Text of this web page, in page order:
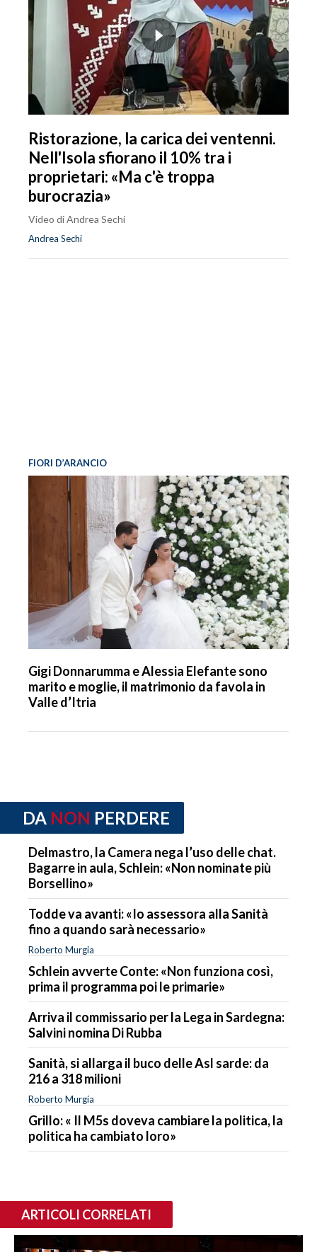
Ristorazione, la carica dei ventenni.
Nell'Isola sfiorano il 10% tra i
proprietari: «Ma c'è troppa
burocrazia»
Video di Andrea Sechi
Andrea Sechi
FIORI D’ARANCIO
Gigi Donnarumma e Alessia Elefante sono
marito e moglie, il matrimonio da favola in
Valle d’Itria
DA NON PERDERE
Delmastro, la Camera nega l’uso delle chat.
Bagarre in aula, Schlein: «Non nominate più
Borsellino»
Todde va avanti: «Io assessora alla Sanità
fino a quando sarà necessario»
Roberto Murgia
Schlein avverte Conte: «Non funziona così,
prima il programma poi le primarie»
Arriva il commissario per la Lega in Sardegna:
Salvini nomina Di Rubba
Sanità, si allarga il buco delle Asl sarde: da
216 a 318 milioni
Roberto Murgia
Grillo: « Il M5s doveva cambiare la politica, la
politica ha cambiato loro»
ARTICOLI CORRELATI